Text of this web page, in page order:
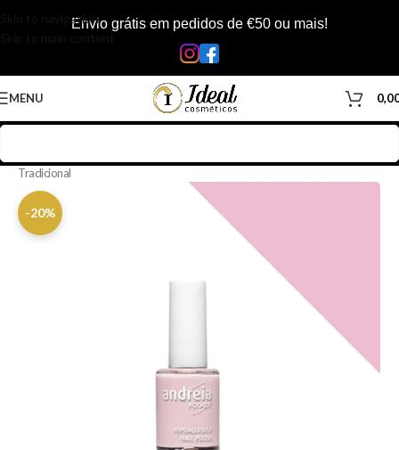
Skip to navigationEnvio grátis em pedidos de €50 ou mais!
MENU
Tradicional
-20%